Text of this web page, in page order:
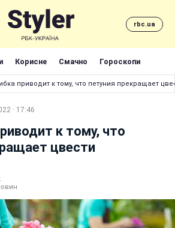
rbc.ua
Корисне Смачно Гороскопи
приводит к тому, что петуния прекращает
· 17:46
к тому, что
цвести